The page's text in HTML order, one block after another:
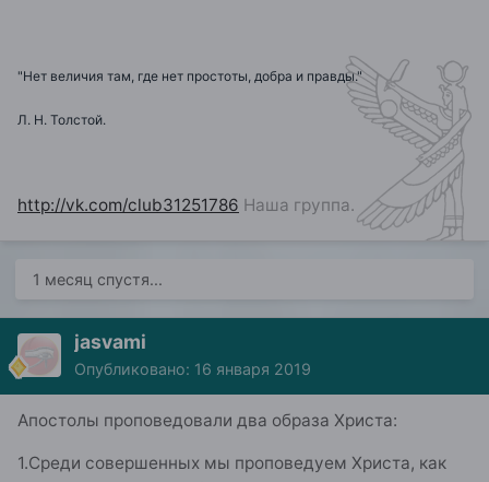
"Нет величия там, где нет простоты, добра и правды."
Л. Н. Толстой.
http://vk.com/club31251786 Наша группа.
1 месяц спустя...
jasvami
Опубликовано: 16 января 2019
Апостолы проповедовали два образа Христа:
1.Среди совершенных мы проповедуем Христа, как